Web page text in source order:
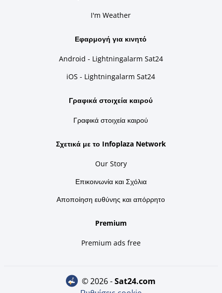
I'm Weather
Εφαρμογή για κινητό
Android - Lightningalarm Sat24
iOS - Lightningalarm Sat24
Γραφικά στοιχεία καιρού
Γραφικά στοιχεία καιρού
Σχετικά με το Infoplaza Network
Our Story
Επικοινωνία και Σχόλια
Αποποίηση ευθύνης και απόρρητο
Premium
Premium ads free
© 2026 - sat24.com